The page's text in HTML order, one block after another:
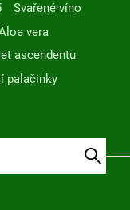
Svařené víno
vera
ascendentu
palačinky